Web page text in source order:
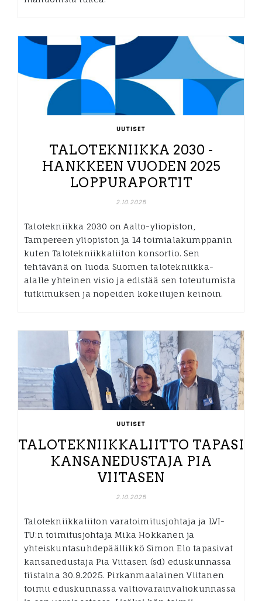
UUTISET
TALOTEKNIIKKA 2030 -
HANKKEEN VUODEN 2025
LOPPURAPORTIT
2.10.2025
Talotekniikka 2030 on Aalto-yliopiston,
Tampereen yliopiston ja 14 toimialakumppanin
kuten Talotekniikkaliiton konsortio. Sen
tehtävänä on luoda Suomen talotekniikka-
alalle yhteinen visio ja edistää sen toteutumista
tutkimuksen ja nopeiden kokeilujen keinoin.
UUTISET
TALOTEKNIIKKALIITTO TAPASI
KANSANEDUSTAJA PIA
VIITASEN
2.10.2025
Talotekniikkaliiton varatoimitusjohtaja ja LVI-
TU:n toimitusjohtaja Mika Hokkanen ja
yhteiskuntasuhdepäällikkö Simon Elo tapasivat
kansanedustaja Pia Viitasen (sd) eduskunnassa
tiistaina 30.9.2025. Pirkanmaalainen Viitanen
toimii eduskunnassa valtiovarainvaliokunnassa